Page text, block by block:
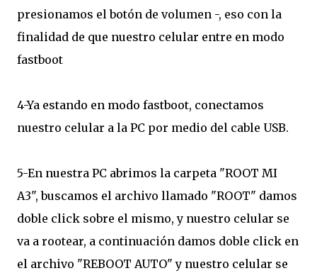
presionamos el botón de volumen -, eso con la
finalidad de que nuestro celular entre en modo
fastboot
4-Ya estando en modo fastboot, conectamos
nuestro celular a la PC por medio del cable USB.
5-En nuestra PC abrimos la carpeta "ROOT MI
A3", buscamos el archivo llamado "ROOT" damos
doble click sobre el mismo, y nuestro celular se
va a rootear, a continuación damos doble click en
el archivo "REBOOT AUTO" y nuestro celular se